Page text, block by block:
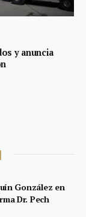
y anuncia
González en
Dr. Pech